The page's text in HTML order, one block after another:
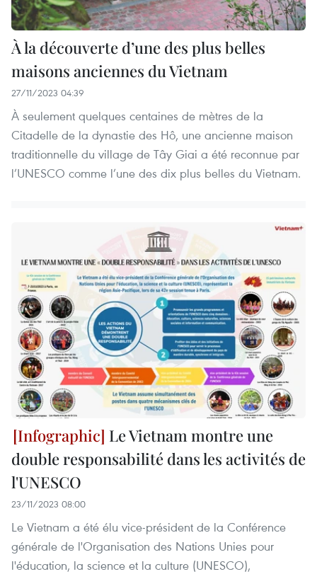
À la découverte d’une des plus belles
maisons anciennes du Vietnam
27/11/2023 04:39
À seulement quelques centaines de mètres de la
Citadelle de la dynastie des Hô, une ancienne maison
traditionnelle du village de Tây Giai a été reconnue par
l’UNESCO comme l’une des dix plus belles du Vietnam.
Le Vietnam montre une
double responsabilité dans les activités de
l'UNESCO
23/11/2023 08:00
Le Vietnam a été élu vice-président de la Conférence
générale de l'Organisation des Nations Unies pour
l'éducation, la science et la culture (UNESCO),